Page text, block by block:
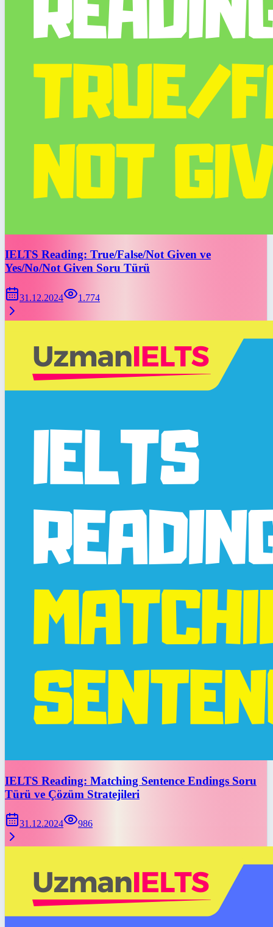
IELTS Reading: True/False/Not Given ve
Yes/No/Not Given Soru Türü
31.12.2024 1.774
IELTS Reading: Matching Sentence Endings Soru
Türü ve Çözüm Stratejileri
31.12.2024 986